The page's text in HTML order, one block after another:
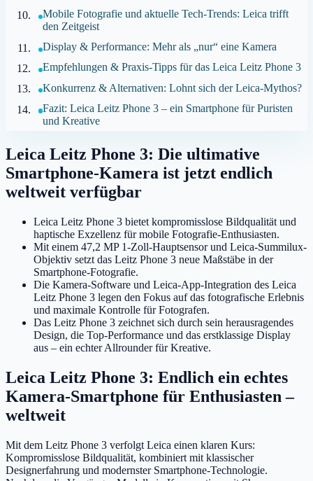
Mobile Fotografie und aktuelle Tech-Trends: Leica trifft
den Zeitgeist
Display & Performance: Mehr als „nur“ eine Kamera
Empfehlungen & Praxis-Tipps für das Leica Leitz Phone 3
Konkurrenz & Alternativen: Lohnt sich der Leica-Mythos?
Fazit: Leica Leitz Phone 3 – ein Smartphone für Puristen
und Kreative
Leica Leitz Phone 3: Die ultimative
Smartphone-Kamera ist jetzt endlich
weltweit verfügbar
Leica Leitz Phone 3 bietet kompromisslose Bildqualität und
haptische Exzellenz für mobile Fotografie-Enthusiasten.
Mit einem 47,2 MP 1-Zoll-Hauptsensor und Leica-Summilux-
Objektiv setzt das Leitz Phone 3 neue Maßstäbe in der
Smartphone-Fotografie.
Die Kamera-Software und Leica-App-Integration des Leica
Leitz Phone 3 legen den Fokus auf das fotografische Erlebnis
und maximale Kontrolle für Fotografen.
Das Leitz Phone 3 zeichnet sich durch sein herausragendes
Design, die Top-Performance und das erstklassige Display
aus – ein echter Allrounder für Kreative.
Leica Leitz Phone 3: Endlich ein echtes
Kamera-Smartphone für Enthusiasten –
weltweit
Mit dem Leitz Phone 3 verfolgt Leica einen klaren Kurs:
Kompromisslose Bildqualität, kombiniert mit klassischer
Designerfahrung und modernster Smartphone-Technologie.